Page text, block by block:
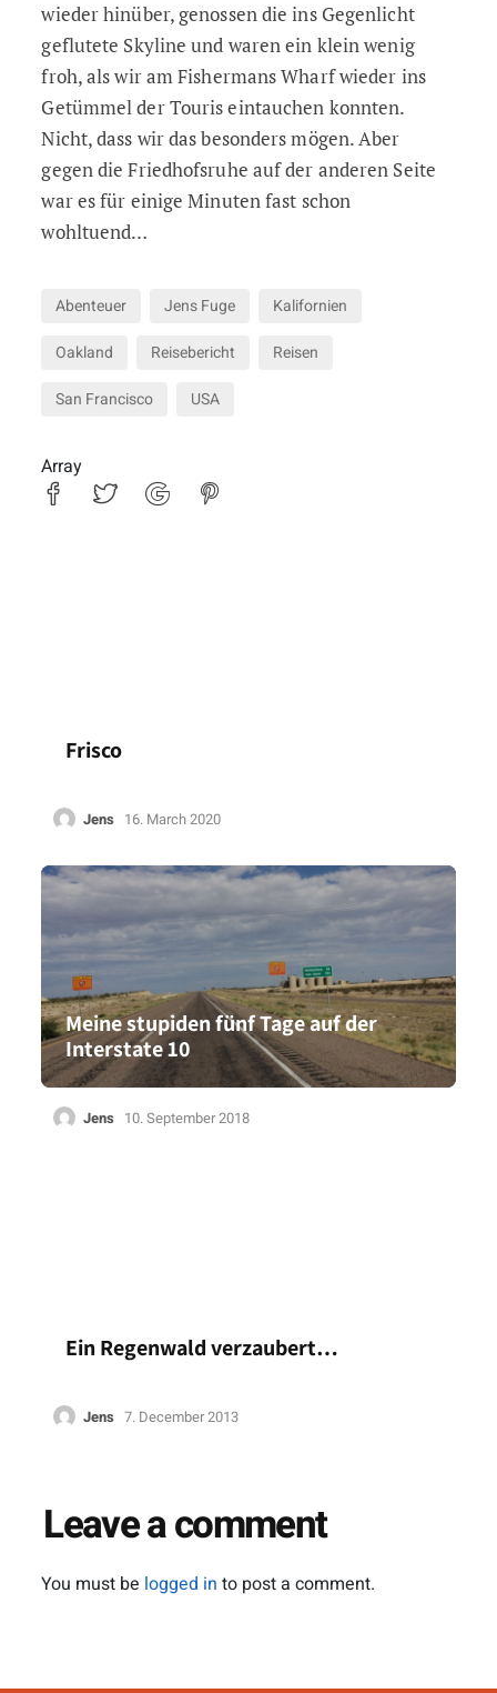
wieder hinüber, genossen die ins Gegenlicht
geflutete Skyline und waren ein klein wenig
froh, als wir am Fishermans Wharf wieder ins
Getümmel der Touris eintauchen konnten.
Nicht, dass wir das besonders mögen. Aber
gegen die Friedhofsruhe auf der anderen Seite
war es für einige Minuten fast schon
wohltuend…
Abenteuer Jens Fuge
Kalifornien
Oakland
Reisebericht
Reisen
San Francisco
USA
Array
Frisco
Jens 16. March 2020
Meine stupiden fünf Tage auf der
Interstate 10
Jens 10. September 2018
Ein Regenwald verzaubert…
Jens 7. December 2013
Leave a comment
You must be logged in to post a comment.